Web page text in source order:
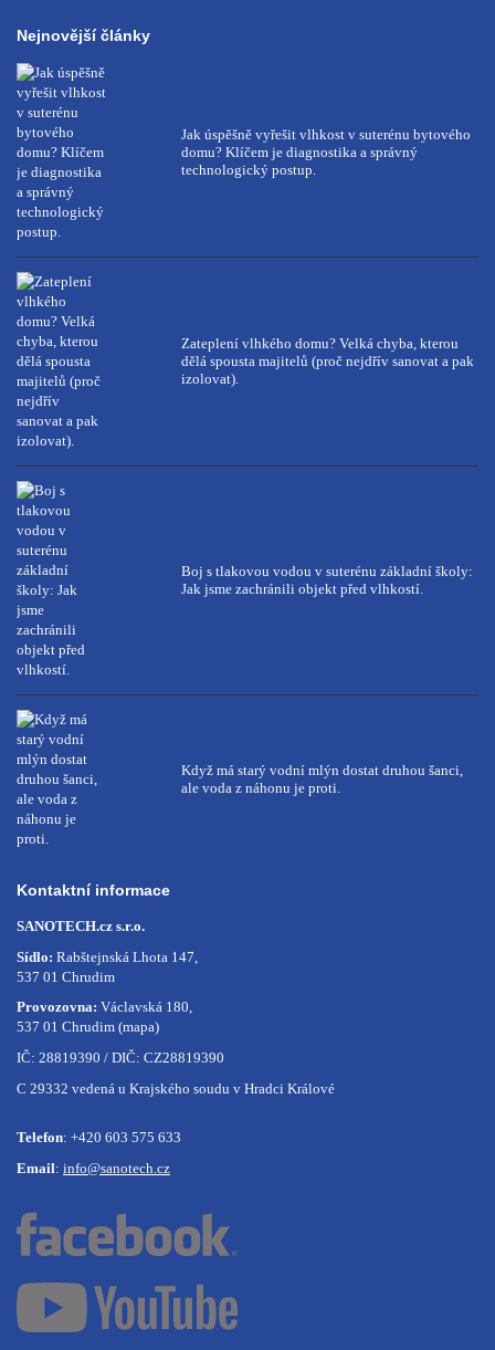
Nejnovější články
Jak úspěšně vyřešit vlhkost v suterénu bytového
domu? Klíčem je diagnostika a správný
technologický postup.
Zateplení vlhkého domu? Velká chyba, kterou
dělá spousta majitelů (proč nejdřív sanovat a pak
izolovat).
Boj s tlakovou vodou v suterénu základní školy:
Jak jsme zachránili objekt před vlhkostí.
Když má starý vodní mlýn dostat druhou šanci,
ale voda z náhonu je proti.
Kontaktní informace
SANOTECH.cz s.r.o.
Sídlo: Rabštejnská Lhota 147,
537 01 Chrudim
Provozovna: Václavská 180,
537 01 Chrudim (mapa)
IČ: 28819390 / DIČ: CZ28819390
C 29332 vedená u Krajského soudu v Hradci Králové
Telefon: +420 603 575 633
Email: info@sanotech.cz